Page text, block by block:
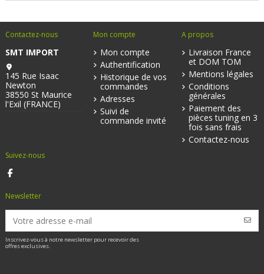
Contactez-nous
SMT IMPORT
145 Rue Isaac
Newton
38550 St Maurice
l'Exil (FRANCE)
Mon compte
Mon compte
Authentification
Historique de vos
commandes
Adresses
Suivi de
commande invité
A propos
Livraison France
et DOM TOM
Mentions légales
Conditions
générales
Paiement des
pièces tuning en 3
fois sans frais
Contactez-nous
Suivez-nous
Newsletter
Inscrivez-vous à notre newsletter pour recevoir des
offres exclusives.